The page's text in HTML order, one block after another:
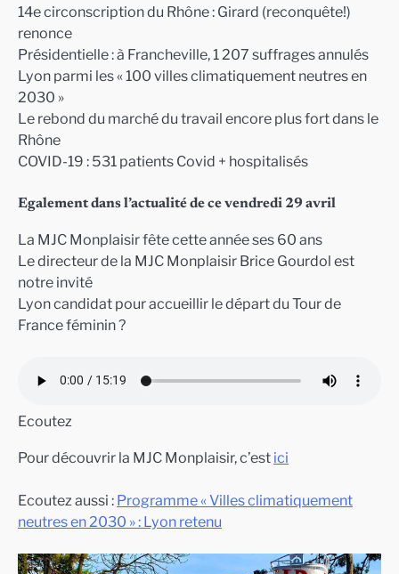
14e circonscription du Rhône : Girard (reconquête!)
renonce
Présidentielle : à Francheville, 1 207 suffrages annulés
Lyon parmi les « 100 villes climatiquement neutres en
2030 »
Le rebond du marché du travail encore plus fort dans le
Rhône
COVID-19 : 531 patients Covid + hospitalisés
Egalement dans l’actualité de ce vendredi 29 avril
La MJC Monplaisir fête cette année ses 60 ans
Le directeur de la MJC Monplaisir Brice Gourdol est
notre invité
Lyon candidat pour accueillir le départ du Tour de
France féminin ?
Ecoutez
Pour découvrir la MJC Monplaisir, c’est ici
Ecoutez aussi : Programme « Villes climatiquement
neutres en 2030 » : Lyon retenu